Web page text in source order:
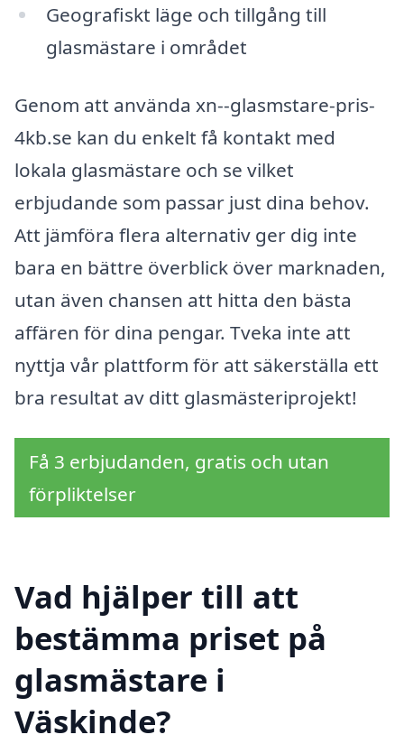
Geografiskt läge och tillgång till
glasmästare i området
Genom att använda xn--glasmstare-pris-
4kb.se kan du enkelt få kontakt med
lokala glasmästare och se vilket
erbjudande som passar just dina behov.
Att jämföra flera alternativ ger dig inte
bara en bättre överblick över marknaden,
utan även chansen att hitta den bästa
affären för dina pengar. Tveka inte att
nyttja vår plattform för att säkerställa ett
bra resultat av ditt glasmästeriprojekt!
Få 3 erbjudanden, gratis och utan
förpliktelser
Vad hjälper till att
bestämma priset på
glasmästare i
Väskinde?